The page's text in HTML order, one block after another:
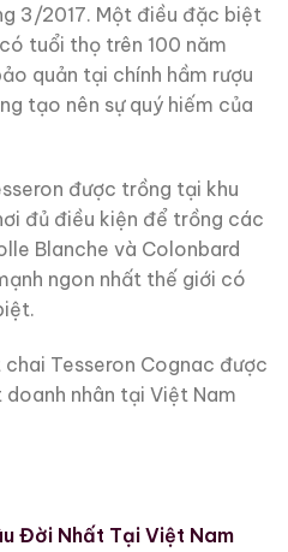
3/2017. Một điều đặc biệt
tuổi thọ trên 100 năm
quản tại chính hầm rượu
tạo nên sự quý hiếm của
được trồng tại khu
đủ điều kiện để trồng các
Blanche và Colonbard
ngon nhất thế giới có
Tesseron Cognac được
nhân tại Việt Nam
Đời Nhất Tại Việt Nam